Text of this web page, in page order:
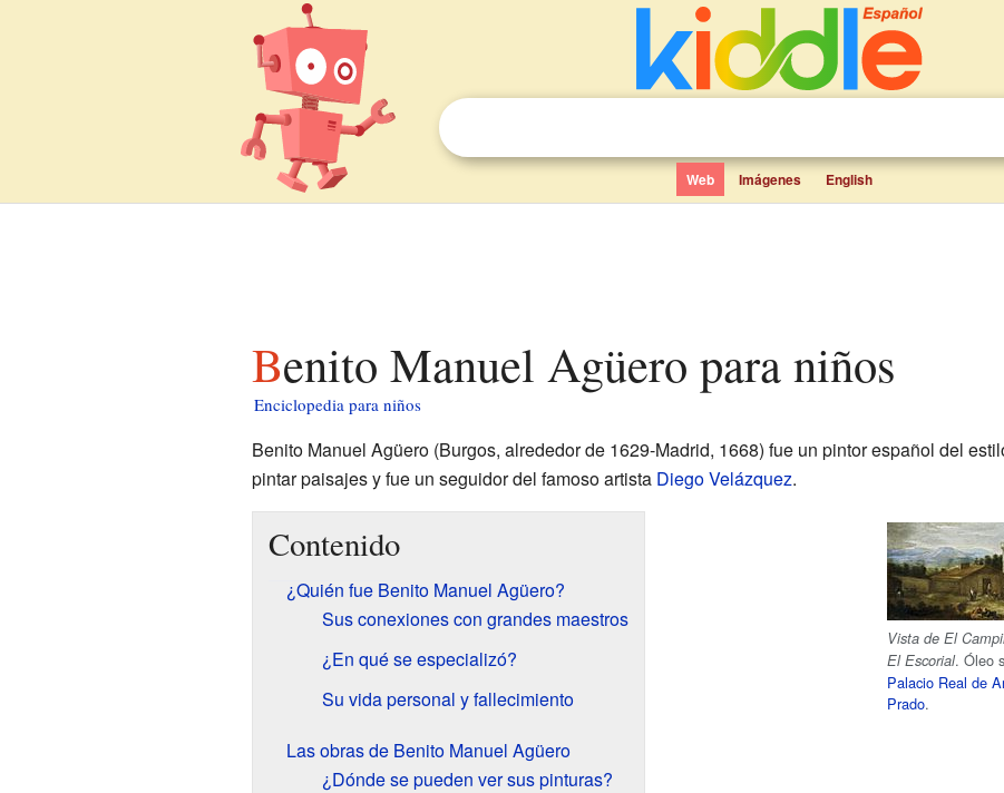
Web Imágenes English
Benito Manuel Agüero para niños
Enciclopedia para niños
Benito Manuel Agüero (Burgos, alrededor de 1629-Madrid, 1668) fue un pintor español del
pintar paisajes y fue un seguidor del famoso artista Diego Velázquez.
Vista de El
El Escorial. Óleo
Palacio Real de
Prado.
Contenido
¿Quién fue Benito Manuel Agüero?
Sus conexiones con grandes maestros
¿En qué se especializó?
Su vida personal y fallecimiento
Las obras de Benito Manuel Agüero
¿Dónde se pueden ver sus pinturas?